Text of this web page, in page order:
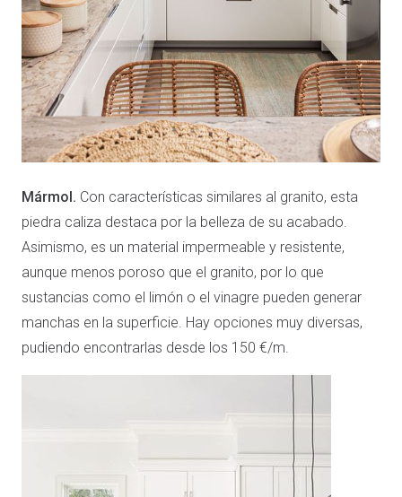
Mármol. Con características similares al granito, esta
piedra caliza destaca por la belleza de su acabado.
Asimismo, es un material impermeable y resistente,
aunque menos poroso que el granito, por lo que
sustancias como el limón o el vinagre pueden generar
manchas en la superficie. Hay opciones muy diversas,
pudiendo encontrarlas desde los 150 €/m.